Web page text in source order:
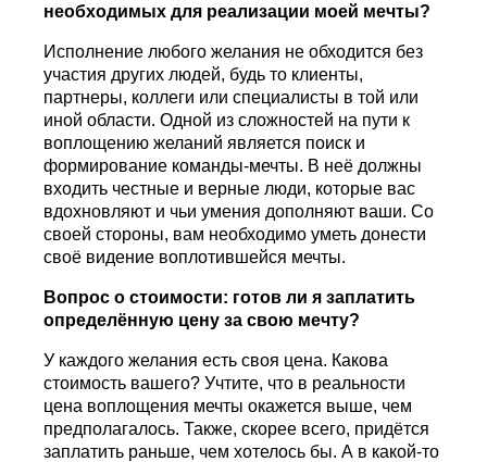
необходимых для реализации моей мечты?
Исполнение любого желания не обходится без
участия других людей, будь то клиенты,
партнеры, коллеги или специалисты в той или
иной области. Одной из сложностей на пути к
воплощению желаний является поиск и
формирование команды-мечты. В неё должны
входить честные и верные люди, которые вас
вдохновляют и чьи умения дополняют ваши. Со
своей стороны, вам необходимо уметь донести
своё видение воплотившейся мечты.
Вопрос о стоимости: готов ли я заплатить
определённую цену за свою мечту?
У каждого желания есть своя цена. Какова
стоимость вашего? Учтите, что в реальности
цена воплощения мечты окажется выше, чем
предполагалось. Также, скорее всего, придётся
заплатить раньше, чем хотелось бы. А в какой-то